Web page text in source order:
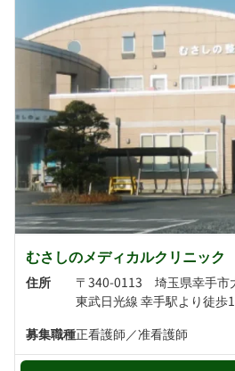
むさしのメディカルクリニック
住所
〒340-0113 埼玉県幸手市
東武日光線 幸手駅より徒歩
募集職種正看護師／准看護師